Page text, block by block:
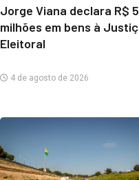
Jorge Viana declara R$
milhões em bens à
Eleitoral
4 de agosto de 2026